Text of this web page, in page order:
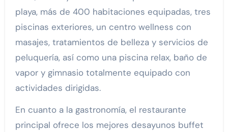
playa, más de 400 habitaciones equipadas, tres
piscinas exteriores, un centro wellness con
masajes, tratamientos de belleza y servicios de
peluquería, así como una piscina relax, baño de
vapor y gimnasio totalmente equipado con
actividades dirigidas.
En cuanto a la gastronomía, el restaurante
principal ofrece los mejores desayunos buffet